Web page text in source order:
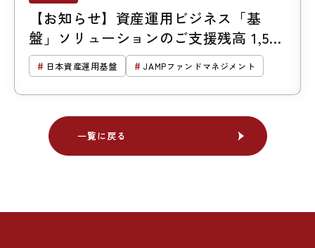
【お知らせ】資産運用ビジネス「基
盤」ソリューションのご支援残高 1,500
億円突破
日本資産運用基盤 JAMPファンドマネジメント
一覧に戻る
一覧に戻る